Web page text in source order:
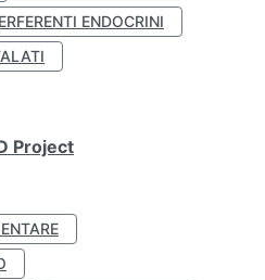
ENDOCRINI
Project